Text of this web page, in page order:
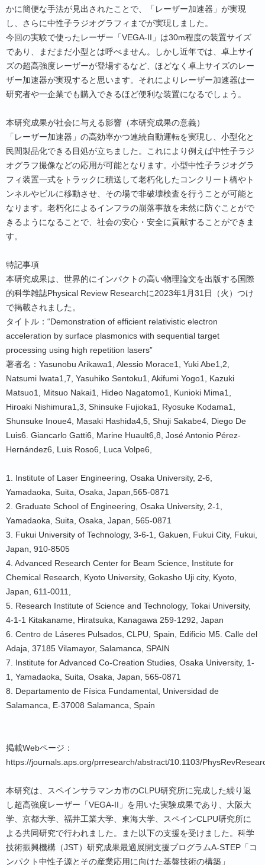
かに簡便な手法が見出されたことで、「レーザー加速器」が実現
し、さらに中性子ラジオグラフィまでが実現しました。
今回の実験で使ったレーザー「VEGA-II」は30m程度の装置サイズ
であり、まだまだ小型とは呼べません。しかし近年では、卓上サイ
ズの超高強度レーザーが登場するなど、ほどなく卓上サイズのレー
ザー加速器が実現すると思います。それによりレーザー加速器は一
研究者や一企業でも購入できるほど便利な装置になるでしょう。
本研究成果が社会に与える影響（本研究成果の意義）
「レーザー加速器」の高効率かつ連続自動運転を実現し、小型化と
民間製品化できる目処が立ちました。これにより例えば中性子ラジ
オグラフ撮像などの応用が可能となります。小型中性子ラジオグラ
フィ装置一式をトラックに積送して老朽化したコンクリート橋やト
ンネルやビルに移動させ、その場で非破壊検査を行うことが可能と
なります。老朽化によるインフラの崩落事故を未然に防ぐことがで
きるようになることで、社会の安心・安全に貢献することができま
す。
特記事項
本研究成果は、世界的にインパクトの高い物理論文を出版する国際
的科学雑誌Physical Review Researchに2023年1月31日（火）つけ
で掲載されました。
タイトル：“Demonstration of efficient relativistic electron
acceleration by surface plasmonics with sequential target
processing using high repetition lasers”
著者名：Yasunobu Arikawa1, Alessio Morace1, Yuki Abe1,2,
Natsumi Iwata1,7, Yasuhiko Sentoku1, Akifumi Yogo1, Kazuki
Matsuo1, Mitsuo Nakai1, Hideo Nagatomo1, Kunioki Mima1,
Hiroaki Nishimura1,3, Shinsuke Fujioka1, Ryosuke Kodama1,
Shunsuke Inoue4, Masaki Hashida4,5, Shuji Sakabe4, Diego De
Luis6. Giancarlo Gatti6, Marine Huault6,8, José Antonio Pérez-
Hernández6, Luis Roso6, Luca Volpe6,
1. Institute of Laser Engineering, Osaka University, 2-6,
Yamadaoka, Suita, Osaka, Japan,565-0871
2. Graduate School of Engineering, Osaka University, 2-1,
Yamadaoka, Suita, Osaka, Japan, 565-0871
3. Fukui University of Technology, 3-6-1, Gakuen, Fukui City, Fukui,
Japan, 910-8505
4. Advanced Research Center for Beam Science, Institute for
Chemical Research, Kyoto University, Gokasho Uji city, Kyoto,
Japan, 611-0011,
5. Research Institute of Science and Technology, Tokai University,
4-1-1 Kitakaname, Hiratsuka, Kanagawa 259-1292, Japan
6. Centro de Láseres Pulsados, CLPU, Spain, Edificio M5. Calle del
Adaja, 37185 Vilamayor, Salamanca, SPAIN
7. Institute for Advanced Co-Creation Studies, Osaka University, 1-
1, Yamadaoka, Suita, Osaka, Japan, 565-0871
8. Departamento de Física Fundamental, Universidad de
Salamanca, E-37008 Salamanca, Spain
掲載Webページ：
https://journals.aps.org/prresearch/abstract/10.1103/
本研究は、スペインサラマンカ市のCLPU研究所に完成した繰り返
し超高強度レーザー「VEGA-II」を用いた実験成果であり、大阪大
学、京都大学、福井工業大学、東海大学、スペインCLPU研究所に
よる共同研究で行われました。また以下の支援を受けました。科学
技術振興機構（JST）研究成果最適展開支援プログラムA-STEP「コ
ンパクト中性子源とその産業応用に向けた基盤技術の構築」